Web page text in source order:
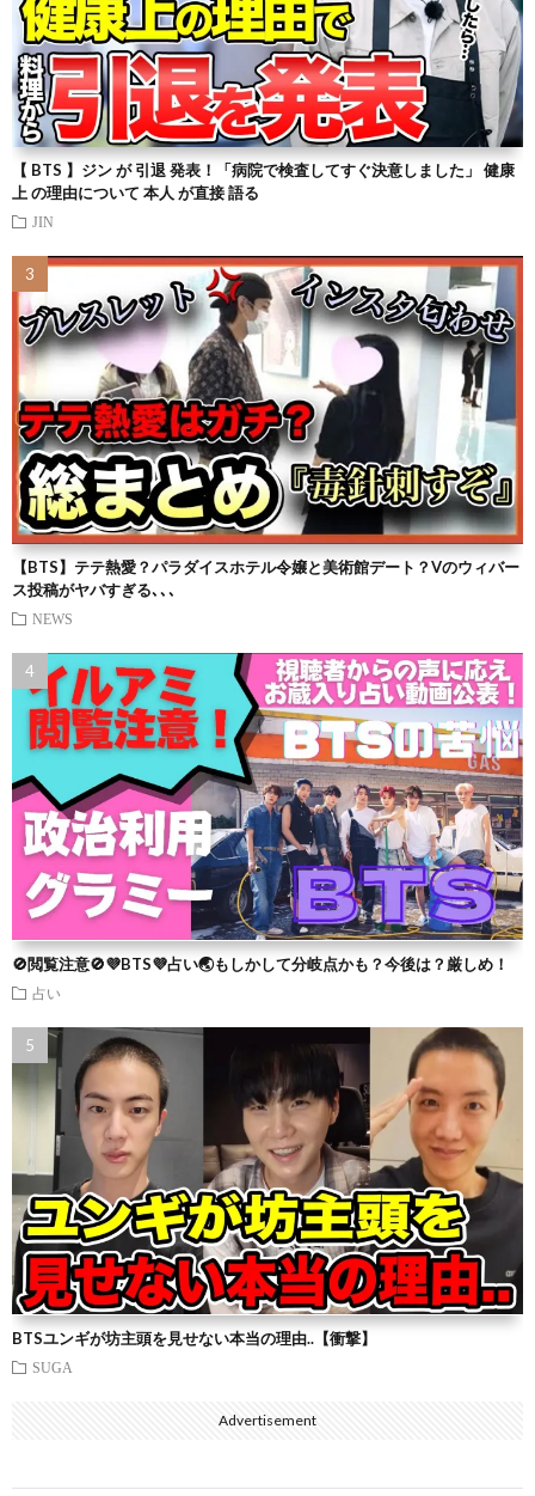
【 BTS 】ジン が 引退 発表！「病院で検査してすぐ決意しました」 健康
上 の理由について 本人 が直接 語る
JIN
【BTS】テテ熱愛？パラダイスホテル令嬢と美術館デート？Vのウィバー
ス投稿がヤバすぎる､､､
NEWS
🚫閲覧注意🚫💜BTS💜占い🌏もしかして分岐点かも？今後は？厳しめ！
占い
BTSユンギが坊主頭を見せない本当の理由..【衝撃】
SUGA
Advertisement